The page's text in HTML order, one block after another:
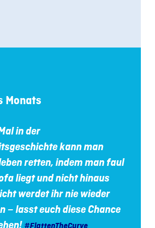
Monats
in der
kann man
retten, indem man faul
liegt und nicht hinaus
werdet ihr nie wieder
– lasst euch diese Chance
#FlattenTheCurve